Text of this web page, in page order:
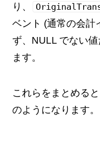
り、
ベント (通常の会計
ず、NULL でない
ます。
これらをまとめる
のようになります。